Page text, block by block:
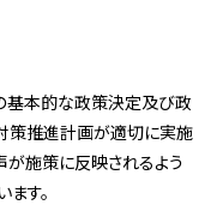
基本的な政策決定及び政
策推進計画が適切に実施
が施策に反映されるよう
す。